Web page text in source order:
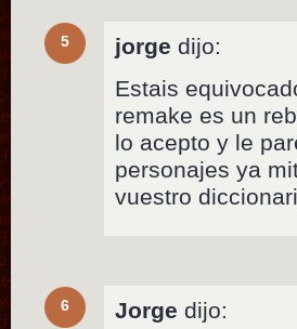
5 jorge dijo:
Estais
remake es un
lo acepto y le
personajes ya
vuestro
6 Jorge dijo: